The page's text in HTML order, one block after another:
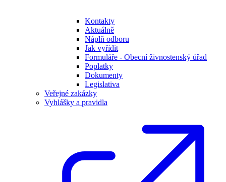
Kontakty
Aktuálně
Náplň odboru
Jak vyřídit
Formuláře - Obecní živnostenský úřad
Poplatky
Dokumenty
Legislativa
Veřejné zakázky
Vyhlášky a pravidla